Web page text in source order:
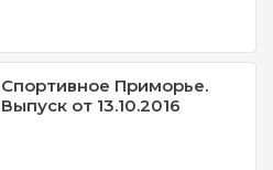
Спортивное Приморье.
Выпуск от 13.10.2016